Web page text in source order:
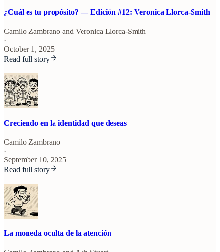
¿Cuál es tu propósito? — Edición #12: Veronica Llorca-Smith
Camilo Zambrano and Veronica Llorca-Smith
·
October 1, 2025
Read full story
Creciendo en la identidad que deseas
Camilo Zambrano
·
September 10, 2025
Read full story
La moneda oculta de la atención